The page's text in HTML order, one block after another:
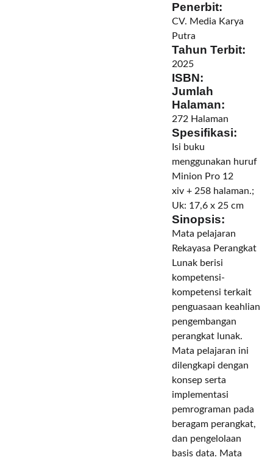
Penerbit:
CV. Media Karya
Putra
Tahun Terbit:
2025
ISBN:
Jumlah
Halaman:
272 Halaman
Spesifikasi:
Isi buku
menggunakan huruf
Minion Pro 12
xiv + 258 halaman.;
Uk: 17,6 x 25 cm
Sinopsis:
Mata pelajaran
Rekayasa Perangkat
Lunak berisi
kompetensi-
kompetensi terkait
penguasaan keahlian
pengembangan
perangkat lunak.
Mata pelajaran ini
dilengkapi dengan
konsep serta
implementasi
pemrograman pada
beragam perangkat,
dan pengelolaan
basis data. Mata